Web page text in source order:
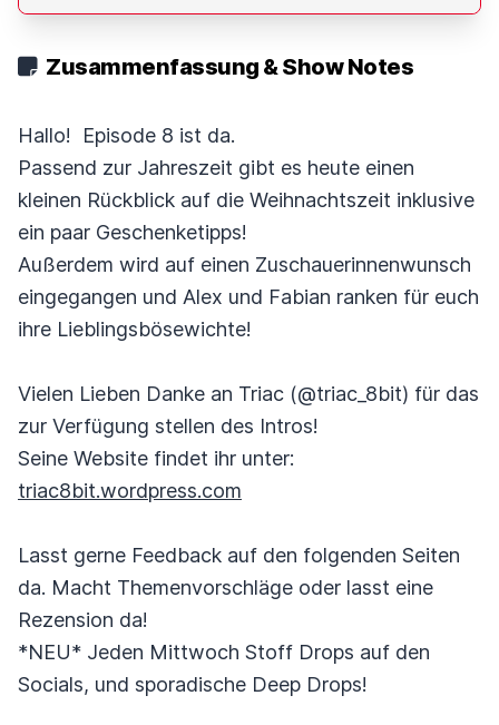
Zusammenfassung & Show Notes
Hallo! Episode 8 ist da.
Passend zur Jahreszeit gibt es heute einen
kleinen Rückblick auf die Weihnachtszeit inklusive
ein paar Geschenketipps!
Außerdem wird auf einen Zuschauerinnenwunsch
eingegangen und Alex und Fabian ranken für euch
ihre Lieblingsbösewichte!
Vielen Lieben Danke an Triac (@triac_8bit) für das
zur Verfügung stellen des Intros!
Seine Website findet ihr unter:
triac8bit.wordpress.com
Lasst gerne Feedback auf den folgenden Seiten
da. Macht Themenvorschläge oder lasst eine
Rezension da!
*NEU* Jeden Mittwoch Stoff Drops auf den
Socials, und sporadische Deep Drops!